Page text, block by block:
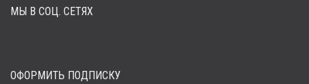
Забыли пароль?
МЫ В СОЦ. СЕТЯХ
ОФОРМИТЬ ПОДПИСКУ